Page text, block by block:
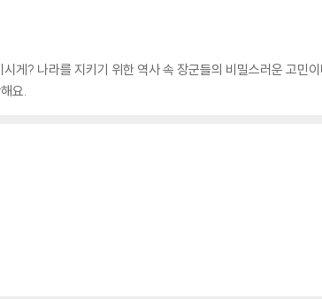
? 나라를 지키기 위한 역사 속 장군들의 비밀스러운 고민
요.